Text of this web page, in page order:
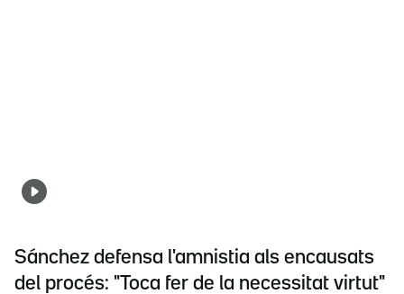
Sánchez defensa l'amnistia als encausats
del procés: "Toca fer de la necessitat virtut"